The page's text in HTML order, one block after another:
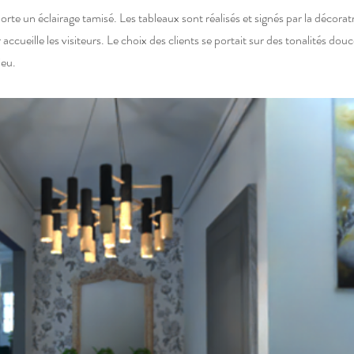
un éclairage tamisé. Les tableaux sont réalisés et signés par la
les visiteurs. Le choix des clients se portait sur des tonalités